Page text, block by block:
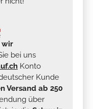
wir
bei uns
Konto
Kunde
Versand ab 250
über